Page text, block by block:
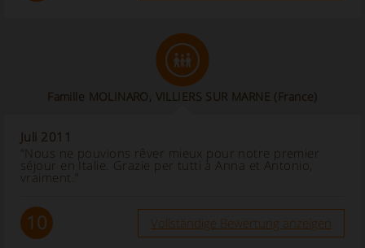
Famille MOLINARO, VILLIERS SUR MARNE (France)
Juli 2011
“Nous ne pouvions rêver mieux pour notre premier
séjour en Italie. Grazie per tutti à Anna et Antonio,
vraiment.”
10 Vollständige Bewertung anzeigen